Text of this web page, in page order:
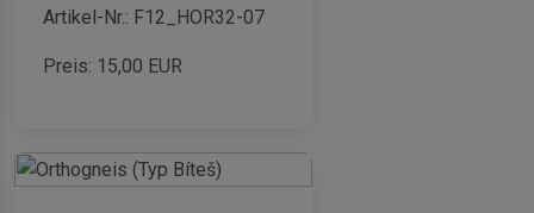
Artikel-Nr.: F12_HOR32-07
Preis: 15,00 EUR